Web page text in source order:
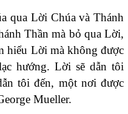
qua Lời Chúa và Thánh
Thần mà bỏ qua Lời,
hiểu Lời mà không được
hướng. Lời sẽ dẫn tôi
tôi đến, một nơi được
Mueller.